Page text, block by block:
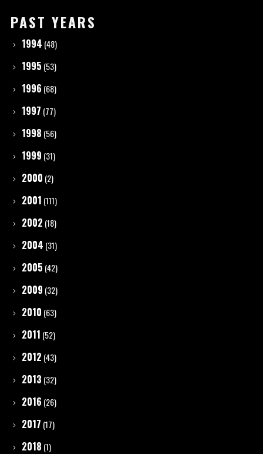
PAST YEARS
1994 (48)
1995 (53)
1996 (68)
1997 (77)
1998 (56)
1999 (31)
2000 (2)
2001 (111)
2002 (18)
2004 (31)
2005 (42)
2009 (32)
2010 (63)
2011 (52)
2012 (43)
2013 (32)
2016 (26)
2017 (17)
2018 (1)